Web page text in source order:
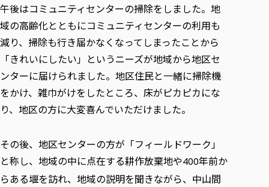
午後はコミュニティセンターの掃除をしました。地
域の高齢化とともにコミュニティセンターの利用も
減り、掃除も行き届かなくなってしまったことから
「きれいにしたい」というニーズが地域から地区セ
ンターに届けられました。地区住民と一緒に掃除機
をかけ、雑巾がけをしたところ、床がピカピカにな
り、地区の方に大変喜んでいただけました。
その後、地区センターの方が「フィールドワーク」
と称し、地域の中に点在する耕作放棄地や400年前か
らある堰を訪れ、地域の説明を聞きながら、中山間